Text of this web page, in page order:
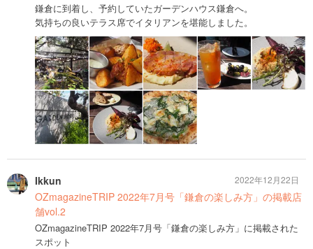
鎌倉に到着し、予約していたガーデンハウス鎌倉へ。
気持ちの良いテラス席でイタリアンを堪能しました。
Ikkun
OZmagazineTRIP 2022年7月号「鎌倉の楽しみ方」の掲載店
舗vol.2
OZmagazineTRIP 2022年7月号「鎌倉の楽しみ方」に掲載された
スポット
2022年12月22日